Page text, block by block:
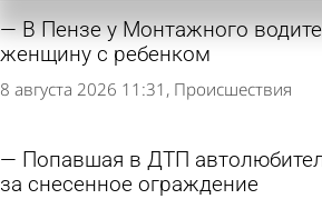
В Пензе у Монтажного
женщину с ребенком
8 августа 2026 11:31 Происшествия
Попавшая в ДТП
за снесенное ограждение